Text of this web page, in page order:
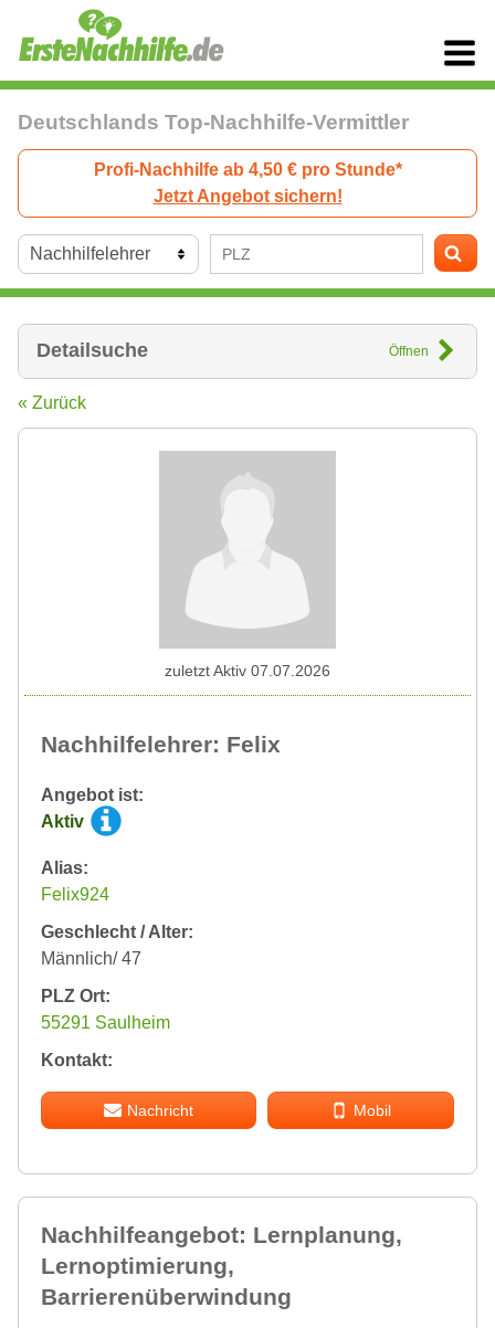
Deutschlands Top-Nachhilfe-Vermittler
Profi-Nachhilfe ab 4,50 € pro Stunde*
Jetzt Angebot sichern!
Detailsuche Öffnen
« Zurück
Nachhilfelehrer: Felix
Angebot ist:
Aktiv
Alias:
Felix924
Geschlecht / Alter:
Männlich/ 47
PLZ Ort:
55291 Saulheim
Kontakt:
Nachricht Mobil
zuletzt Aktiv 07.07.2026
Nachhilfeangebot: Lernplanung,
Lernoptimierung,
Barrierenüberwindung